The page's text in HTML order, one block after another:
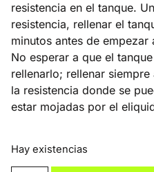
resistencia en el tanque.
resistencia, rellenar el
minutos antes de empezar
No esperar a que el
rellenarlo; rellenar
la resistencia donde se
estar mojadas por el
Hay existencias